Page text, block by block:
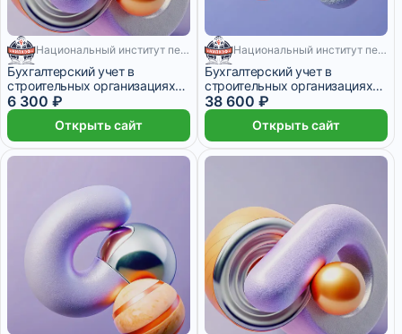
200 месяцев Национальный институт переподготовки и повышения квалификации кадров в сфере экономики и финансов
Бухгалтерский учет в
строительных организациях
(200 ч.)
6 300 ₽
Открыть сайт
630 месяцев Национальный институт переподготовки и повышения квалификации кадров в сфере экономики и финансов
Бухгалтерский учет в
строительных организациях
(630 ч.)
38 600 ₽
Открыть сайт